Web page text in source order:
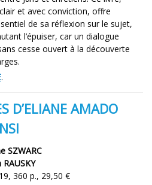
et avec conviction, offre
de sa réflexion sur le sujet,
l’épuiser, car un dialogue
cesse ouvert à la découverte
.
D’ELIANE AMADO
SZWARC
RAUSKY
360 p., 29,50 €